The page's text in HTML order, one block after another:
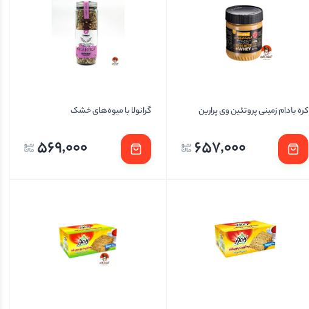
کره بادام زمینی پروتئین وی پرارین
657,000
گرانولا با میوه‌های خشک
569,000